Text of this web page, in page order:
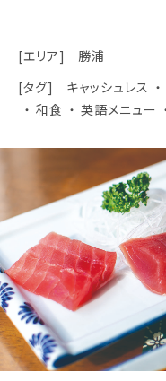
[エリア]
勝浦
[タグ]
キャッシュレス
和食
英語メニュー